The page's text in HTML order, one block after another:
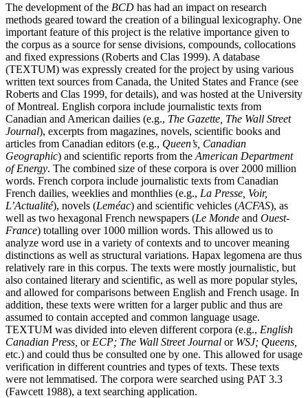
The development of the BCD has had an impact on research
methods geared toward the creation of a bilingual lexicography. One
important feature of this project is the relative importance given to
the corpus as a source for sense divisions, compounds, collocations
and fixed expressions (Roberts and Clas 1999). A database
(TEXTUM) was expressly created for the project by using various
written text sources from Canada, the United States and France (see
Roberts and Clas 1999, for details), and was hosted at the University
of Montreal. English corpora include journalistic texts from
Canadian and American dailies (e.g., The Gazette, The Wall Street
Journal), excerpts from magazines, novels, scientific books and
articles from Canadian editors (e.g., Queen’s, Canadian
Geographic) and scientific reports from the American Department
of Energy. The combined size of these corpora is over 2000 million
words. French corpora include journalistic texts from Canadian
French dailies, weeklies and monthlies (e.g., La Presse, Voir,
L’Actualité), novels (Leméac) and scientific vehicles (ACFAS), as
well as two hexagonal French newspapers (Le Monde and Ouest-
France) totalling over 1000 million words. This allowed us to
analyze word use in a variety of contexts and to uncover meaning
distinctions as well as structural variations. Hapax legomena are thus
relatively rare in this corpus. The texts were mostly journalistic, but
also contained literary and scientific, as well as more popular styles,
and allowed for comparisons between English and French usage. In
addition, these texts were written for a larger public and thus are
assumed to contain accepted and common language usage.
TEXTUM was divided into eleven different corpora (e.g., English
Canadian Press, or ECP; The Wall Street Journal or WSJ; Queens,
etc.) and could thus be consulted one by one. This allowed for usage
verification in different countries and types of texts. These texts
were not lemmatised. The corpora were searched using PAT 3.3
(Fawcett 1988), a text searching application.